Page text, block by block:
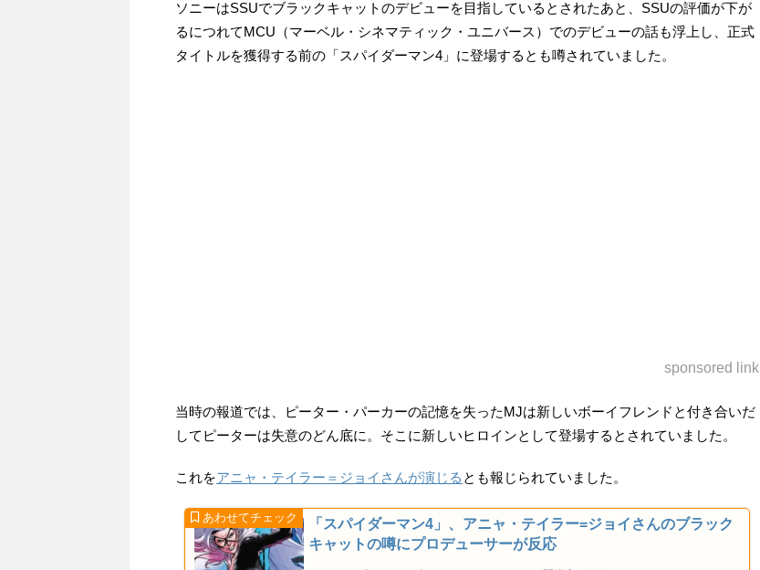
ソニーはSSUでブラックキャットのデビューを目指しているとされたあと、SSUの評価が下が
るにつれてMCU（マーベル・シネマティック・ユニバース）でのデビューの話も浮上し、正式
タイトルを獲得する前の「スパイダーマン4」に登場するとも噂されていました。
sponsored link
当時の報道では、ピーター・パーカーの記憶を失ったMJは新しいボーイフレンドと付き合いだ
してピーターは失意のどん底に。そこに新しいヒロインとして登場するとされていました。
これをアニャ・テイラー＝ジョイさんが演じる とも報じられていました。
「スパイダーマン4」、アニャ・テイラー=ジョイさんのブラック
キャットの噂にプロデューサーが反応